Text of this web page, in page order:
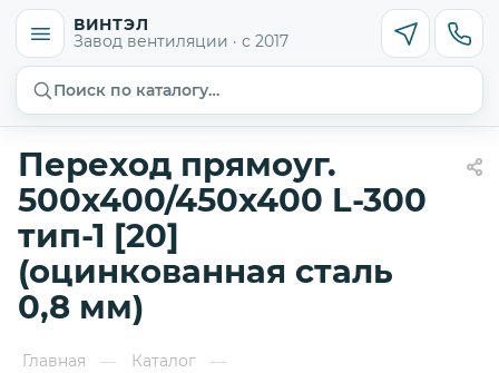
ВИНТЭЛ
Завод вентиляции · с 2017
Поиск по каталогу…
Переход прямоуг.
500х400/450х400 L-300
тип-1 [20]
(оцинкованная сталь
0,8 мм)
Главная — Каталог —